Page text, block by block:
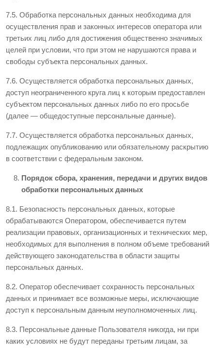
7.5. Обработка персональных данных необходима для
осуществления прав и законных интересов оператора или
третьих лиц либо для достижения общественно значимых
целей при условии, что при этом не нарушаются права и
свободы субъекта персональных данных.
7.6. Осуществляется обработка персональных данных,
доступ неограниченного круга лиц к которым предоставлен
субъектом персональных данных либо по его просьбе
(далее — общедоступные персональные данные).
7.7. Осуществляется обработка персональных данных,
подлежащих опубликованию или обязательному раскрытию
в соответствии с федеральным законом.
Порядок сбора, хранения, передачи и других видов
обработки персональных данных
8.1. Безопасность персональных данных, которые
обрабатываются Оператором, обеспечивается путем
реализации правовых, организационных и технических мер,
необходимых для выполнения в полном объеме требований
действующего законодательства в области защиты
персональных данных.
8.2. Оператор обеспечивает сохранность персональных
данных и принимает все возможные меры, исключающие
доступ к персональным данным неуполномоченных лиц.
8.3. Персональные данные Пользователя никогда, ни при
каких условиях не будут переданы третьим лицам, за